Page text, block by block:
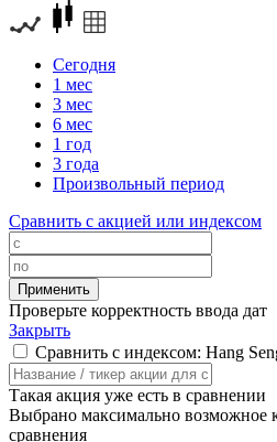
Сегодня
1 мес
3 мес
6 мес
1 год
3 года
Произвольный период
Сравнить с акцией или индексом
Проверьте корректность ввода дат
Закрыть
Сравнить с индексом: Hang
Такая акция уже есть в сравнении
Выбрано максимально возможное
сравнения